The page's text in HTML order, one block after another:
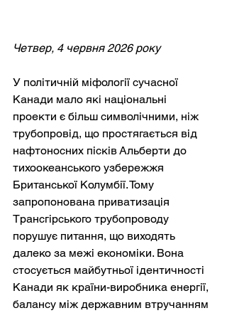
Четвер, 4 червня 2026 року
У політичній міфології сучасної
Канади мало які національні
проекти є більш символічними, ніж
трубопровід, що простягається від
нафтоносних пісків Альберти до
тихоокеанського узбережжя
Британської Колумбії. Тому
запропонована приватизація
Трансгірського трубопроводу
порушує питання, що виходять
далеко за межі економіки. Вона
стосується майбутньої ідентичності
Канади як країни-виробника енергії,
балансу між державним втручанням